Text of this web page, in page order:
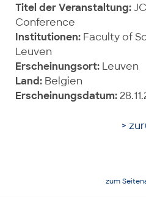
Titel der Veranstaltung:
Conference
Institutionen: Faculty of
Leuven
Erscheinungsort: Leuven
Land: Belgien
Erscheinungsdatum:
>
zum